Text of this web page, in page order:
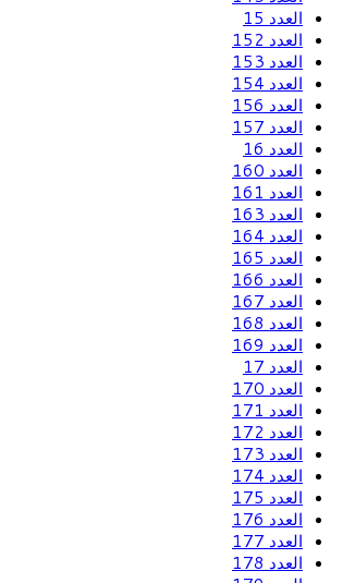
العدد 15
العدد 152
العدد 153
العدد 154
العدد 156
العدد 157
العدد 16
العدد 160
العدد 161
العدد 163
العدد 164
العدد 165
العدد 166
العدد 167
العدد 168
العدد 169
العدد 17
العدد 170
العدد 171
العدد 172
العدد 173
العدد 174
العدد 175
العدد 176
العدد 177
العدد 178